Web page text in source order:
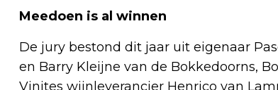
Meedoen is al winnen
De jury bestond dit jaar uit eigenaar
en Barry Kleijne van de Bokkedoorns,
Vinites wijnleverancier Henrico van